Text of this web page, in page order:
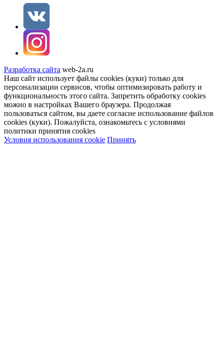
Разработка сайта web-2a.ru
Наш сайт использует файлы cookies (куки) только для
персонализации сервисов, чтобы оптимизировать работу и
функциональность этого сайта. Запретить обработку cookies
можно в настройках Вашего браузера. Продолжая
пользоваться сайтом, вы даете согласие использование файлов
cookies (куки). Пожалуйста, ознакомьтесь с условиями
политики принятия сookies
Условия использования cookie Принять